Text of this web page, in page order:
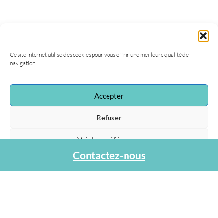
Ce site internet utilise des cookies pour vous offrir une meilleure qualité de
navigation.
Accepter
Refuser
Voir les préférences
Protection des données personnelles
Contactez-nous